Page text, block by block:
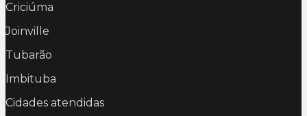
Criciúma
Joinville
Tubarão
Imbituba
Cidades atendidas